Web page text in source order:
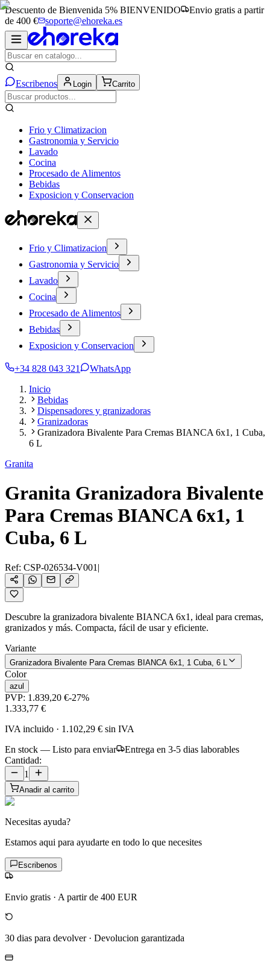
Descuento de Bienvenida 5% BIENVENIDO
Envio gratis a partir
de 400 €
soporte@ehoreka.es
Escribenos Login Carrito
Frio y Climatizacion
Gastronomia y Servicio
Lavado
Cocina
Procesado de Alimentos
Bebidas
Exposicion y Conservacion
Frio y Climatizacion
Gastronomia y Servicio
Lavado
Cocina
Procesado de Alimentos
Bebidas
Exposicion y Conservacion
+34 828 043 321
WhatsApp
Inicio
Bebidas
Dispensadores y granizadoras
Granizadoras
Granizadora Bivalente Para Cremas BIANCA 6x1, 1 Cuba,
6 L
Granita
Granita Granizadora Bivalente
Para Cremas BIANCA 6x1, 1
Cuba, 6 L
Ref: CSP-026534-V001 |
Descubre la granizadora bivalente BIANCA 6x1, ideal para cremas,
granizados y más. Compacta, fácil de usar y eficiente.
Variante
Granizadora Bivalente Para Cremas BIANCA 6x1, 1 Cuba, 6 L
Color
azul
PVP: 1.839,20 €-27%
1.333,77 €
IVA incluido · 1.102,29 € sin IVA
En stock — Listo para enviar
Entrega en 3-5 dias laborables
Cantidad:
1
Anadir al carrito
Necesitas ayuda?
Estamos aqui para ayudarte en todo lo que necesites
Escribenos
Envio gratis · A partir de 400 EUR
30 dias para devolver· Devolucion garantizada